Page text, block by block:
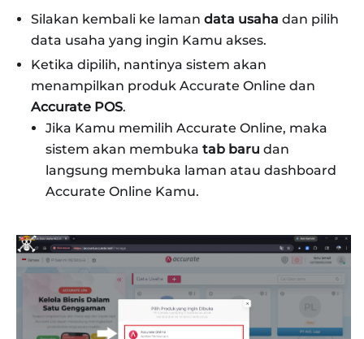
Silakan kembali ke laman data usaha dan pilih
data usaha yang ingin Kamu akses.
Ketika dipilih, nantinya sistem akan
menampilkan produk Accurate Online dan
Accurate POS.
Jika Kamu memilih Accurate Online, maka
sistem akan membuka tab baru dan
langsung membuka laman atau dashboard
Accurate Online Kamu.